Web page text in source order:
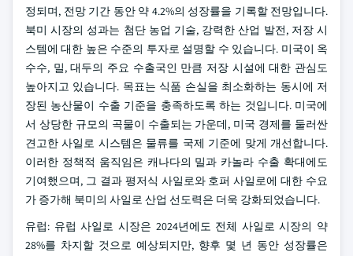
정되며, 전망 기간 동안 약 4.2%의 성장률을 기록할 전망입니다.
북미 시장의 성과는 첨단 농업 기술, 강력한 산업 발전, 저장 시
스템에 대한 높은 수준의 투자로 설명할 수 있습니다. 미국이 옥
수수, 밀, 대두의 주요 수출국인 만큼 저장 시설에 대한 관심도
높아지고 있습니다. 목표는 식품 손실을 최소화하는 동시에 저
장된 농산물이 수출 기준을 충족하도록 하는 것입니다. 미국에
서 상당한 규모의 곡물이 수출되는 가운데, 미국 경제를 둘러싼
견고한 사일로 시스템은 물류를 국제 기준에 맞게 개선합니다.
이러한 정책적 움직임은 캐나다의 밀과 카놀라 수출 확대에도
기여했으며, 그 결과 평저식 사일로와 호퍼 사일로에 대한 수요
가 증가해 북미의 사일로 산업 선도력은 더욱 강화되었습니다.
유럽: 유럽 사일로 시장은 2024년에도 전체 사일로 시장의 약
28%를 차지할 것으로 예상되지만, 향후 몇 년 동안 성장률은